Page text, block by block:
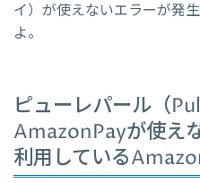
イ）が使えないエラーが発
よ。
ピューレパール（
AmazonPayが使え
利用している